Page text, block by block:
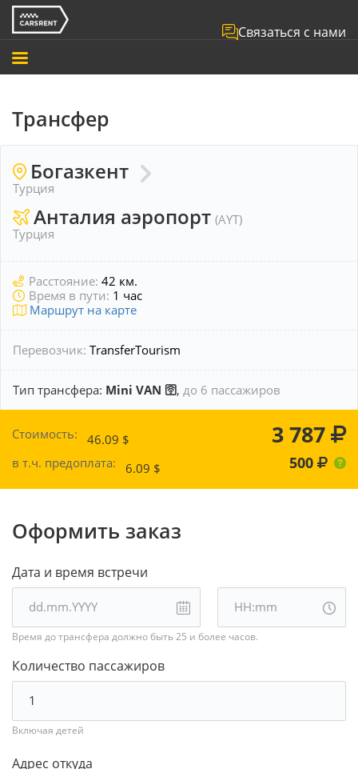
Связаться с нами
Трансфер
Богазкент
Турция
Анталия аэропорт (AYT)
Турция
Расстояние: 42 км.
Время в пути: 1 час
Маршрут на карте
Перевозчик: TransferTourism
Тип трансфера: Mini VAN 🛜, до 6 пассажиров
Стоимость: 46.09 $ 3 787
в т.ч. предоплата: 6.09 $ 500
Оформить заказ
Дата и время встречи
Время до трансфера должно быть 25 и более часов.
Количество пассажиров
Включая детей
Адрес откуда